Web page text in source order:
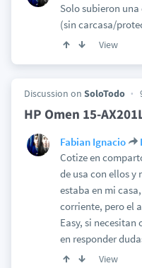
Solo subieron
(sin carcasa/
View
Discussion on SoloTodo
HP Omen 15-
Fabian Ignacio
Cotize en
de usa con ellos y
estaba en mi
corriente, pero el
Easy, si
en responder
View